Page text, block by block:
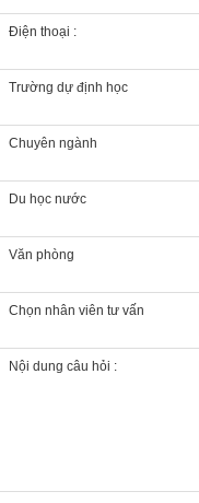
Điện thoại :
Trường dự định học
Chuyên ngành
Du học nước
Văn phòng
Chọn nhân viên tư vấn
Nội dung câu hỏi :